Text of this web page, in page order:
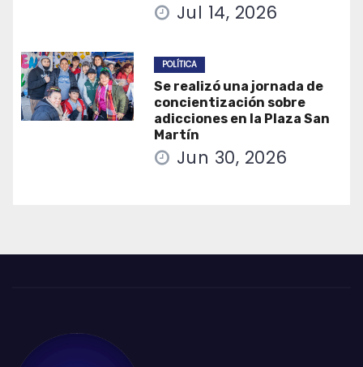
Jul 14, 2026
POLÍTICA
Se realizó una jornada de
concientización sobre
adicciones en la Plaza San
Martín
Jun 30, 2026